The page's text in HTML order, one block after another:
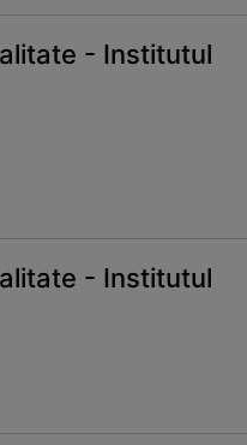
- Institutul
- Institutul